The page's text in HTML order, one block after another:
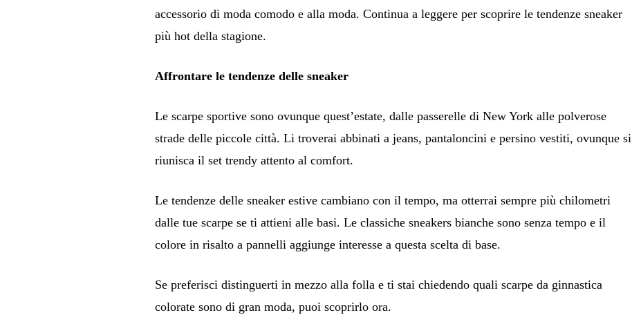
accessorio di moda comodo e alla moda. Continua a leggere per scoprire le tendenze sneaker
più hot della stagione.
Affrontare le tendenze delle sneaker
Le scarpe sportive sono ovunque quest’estate, dalle passerelle di New York alle polverose
strade delle piccole città. Li troverai abbinati a jeans, pantaloncini e persino vestiti, ovunque si
riunisca il set trendy attento al comfort.
Le tendenze delle sneaker estive cambiano con il tempo, ma otterrai sempre più chilometri
dalle tue scarpe se ti attieni alle basi. Le classiche sneakers bianche sono senza tempo e il
colore in risalto a pannelli aggiunge interesse a questa scelta di base.
Se preferisci distinguerti in mezzo alla folla e ti stai chiedendo quali scarpe da ginnastica
colorate sono di gran moda, puoi scoprirlo ora.